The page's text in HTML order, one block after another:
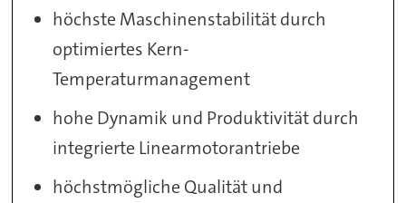
höchste Maschinenstabilität durch
optimiertes Kern-
Temperaturmanagement
hohe Dynamik und Produktivität durch
integrierte Linearmotorantriebe
höchstmögliche Qualität und